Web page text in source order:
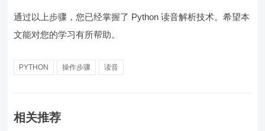
通过以上步骤，您已经掌握了 Python 读音解析技术。希望本
文能对您的学习有所帮助。
PYTHON 操作步骤 读音
相关推荐